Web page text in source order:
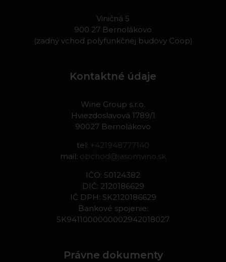
Viničná 5
900 27 Bernolákovo
(zadný vchod polyfunkčnej budovy Coop)
Kontaktné údaje
Wine Group s.r.o.
Hviezdoslavová 1789/1
90027 Bernolákovo
tel: +421948777140
mail: obchod@jasomvino.sk
IČO: 50124382
DIČ: 2120186629
IČ DPH: SK2120186629
Bankové spojenie:
SK9411000000002942018027
Právne dokumenty